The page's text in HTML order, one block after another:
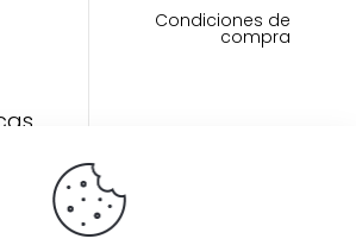
Condiciones de
compra
Inicio
Artículos